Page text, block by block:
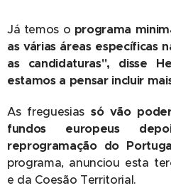
Já temos o programa
as várias áreas específicas
as candidaturas", disse
estamos a pensar incluir
As freguesiassó vão
fundos europeus
reprogramação do
programa, anunciou esta
e da Coesão Territorial.